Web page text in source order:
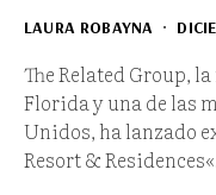
LAURA ROBAYNA
The Related Group,
Florida y una de las
Unidos, ha lanzado
Resort &